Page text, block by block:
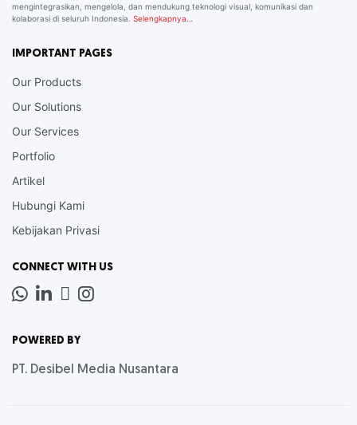
mengintegrasikan, mengelola, dan mendukung teknologi visual, komunikasi dan
kolaborasi di seluruh Indonesia. Selengkapnya…
IMPORTANT PAGES
Our Products
Our Solutions
Our Services
Portfolio
Artikel
Hubungi Kami
Kebijakan Privasi
CONNECT WITH US
Whatsapp
LinkedIn
NewsInstagram
POWERED BY
PT. Desibel Media Nusantara